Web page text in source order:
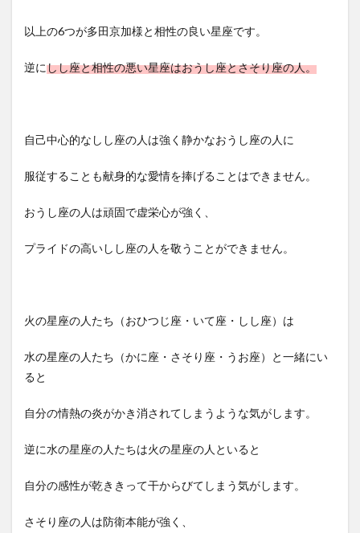
以上の6つが多田京加様と相性の良い星座です。
逆にしし座と相性の悪い星座はおうし座とさそり座の人。
自己中心的なしし座の人は強く静かなおうし座の人に
服従することも献身的な愛情を捧げることはできません。
おうし座の人は頑固で虚栄心が強く、
プライドの高いしし座の人を敬うことができません。
火の星座の人たち（おひつじ座・いて座・しし座）は
水の星座の人たち（かに座・さそり座・うお座）と一緒にい
ると
自分の情熱の炎がかき消されてしまうような気がします。
逆に水の星座の人たちは火の星座の人といると
自分の感性が乾ききって干からびてしまう気がします。
さそり座の人は防衛本能が強く、